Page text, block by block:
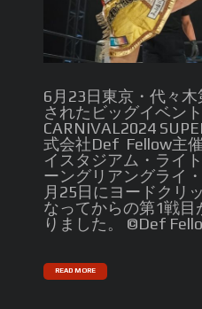
6月23日東京・代々
されたビッグイベン
CARNIVAL2024
式会社Def Fellow主
イスタジアム・ライ
ーングリアングライ
月25日にヨードクリ
なってからの第1戦
りました。 ©️Def
READ MORE